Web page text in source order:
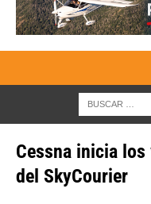
Cessna inicia
del SkyCourier